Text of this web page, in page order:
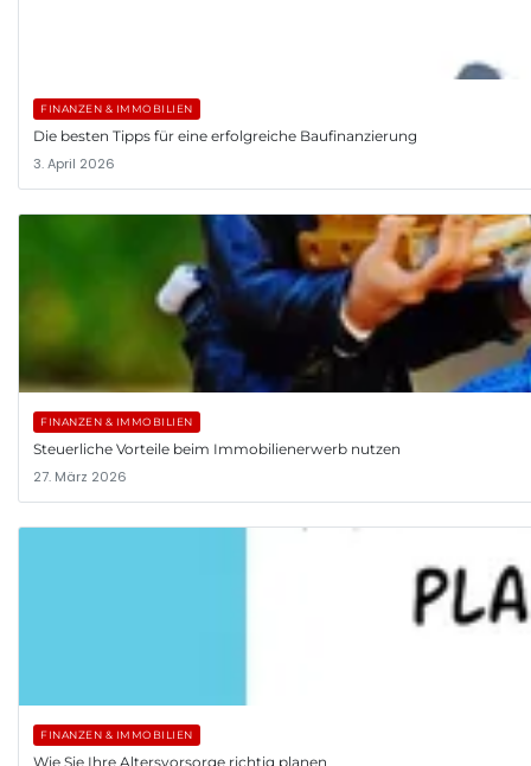
FINANZEN & IMMOBILIEN
Die besten Tipps für eine erfolgreiche Baufinanzierung
3. April 2026
FINANZEN & IMMOBILIEN
Steuerliche Vorteile beim Immobilienerwerb nutzen
27. März 2026
FINANZEN & IMMOBILIEN
Wie Sie Ihre Altersvorsorge richtig planen